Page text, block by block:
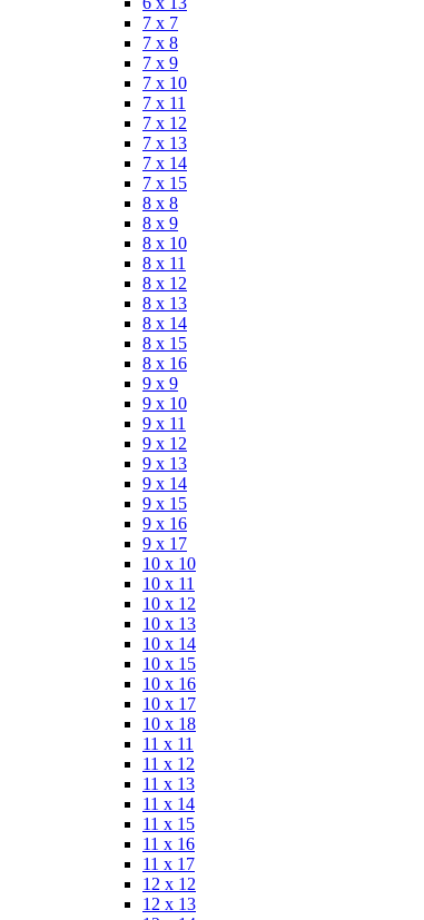
7 x 7
7 x 8
7 x 9
7 x 10
7 x 11
7 x 12
7 x 13
7 x 14
7 x 15
8 x 8
8 x 9
8 x 10
8 x 11
8 x 12
8 x 13
8 x 14
8 x 15
8 x 16
9 x 9
9 x 10
9 x 11
9 x 12
9 x 13
9 x 14
9 x 15
9 x 16
9 x 17
10 x 10
10 x 11
10 x 12
10 x 13
10 x 14
10 x 15
10 x 16
10 x 17
10 x 18
11 x 11
11 x 12
11 x 13
11 x 14
11 x 15
11 x 16
11 x 17
12 x 12
12 x 13